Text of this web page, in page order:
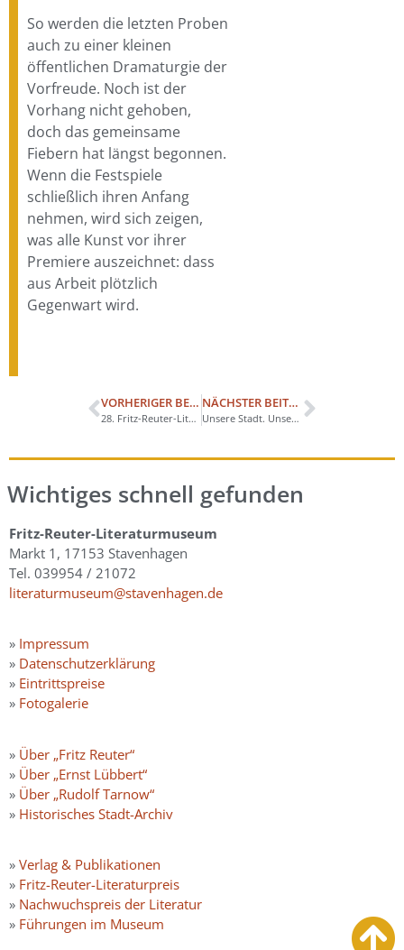
So werden die letzten Proben
auch zu einer kleinen
öffentlichen Dramaturgie der
Vorfreude. Noch ist der
Vorhang nicht gehoben,
doch das gemeinsame
Fiebern hat längst begonnen.
Wenn die Festspiele
schließlich ihren Anfang
nehmen, wird sich zeigen,
was alle Kunst vor ihrer
Premiere auszeichnet: dass
aus Arbeit plötzlich
Gegenwart wird.
VORHERIGER BEITRAG
28. Fritz-Reuter-Literaturpreis ausgeschrieben
NÄCHSTER BEITRAG
Unsere Stadt. Unser Fest. Unsere Pracht.
Wichtiges schnell gefunden
Fritz-Reuter-Literaturmuseum
Markt 1, 17153 Stavenhagen
Tel. 039954 / 21072
literaturmuseum@stavenhagen.de
» Impressum
» Datenschutzerklärung
» Eintrittspreise
» Fotogalerie
» Über „Fritz Reuter“
» Über „Ernst Lübbert“
» Über „Rudolf Tarnow“
» Historisches Stadt-Archiv
» Verlag & Publikationen
» Fritz-Reuter-Literaturpreis
» Nachwuchspreis der Literatur
» Führungen im Museum